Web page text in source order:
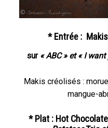
* Entrée :Makis
sur « ABC » et« I
Makis créolisés :
mangue-
* Plat : Hot Chocolate